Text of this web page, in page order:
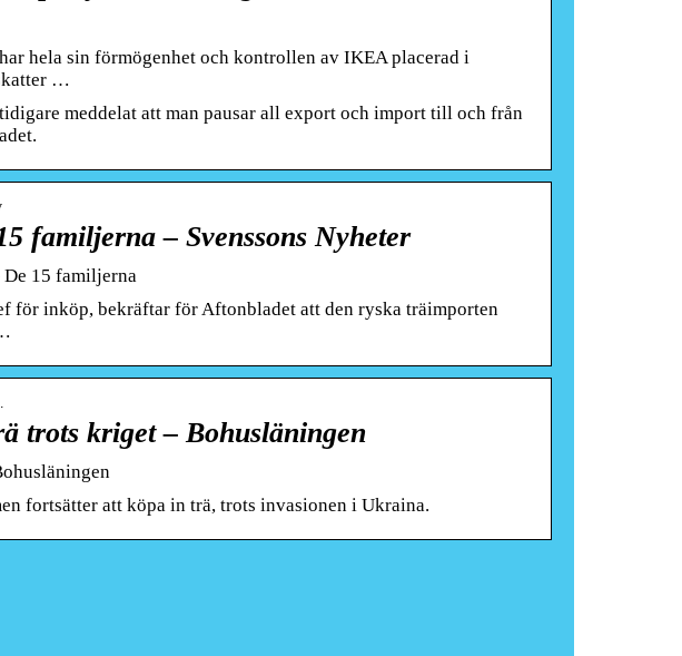
hela sin förmögenhet och kontrollen av IKEA placerad i
…
meddelat att man pausar all export och import till och från
familjerna – Svenssons Nyheter
15 familjerna
för inköp, bekräftar för Aftonbladet att den ryska träimporten
trots kriget – Bohusläningen
fortsätter att köpa in trä, trots invasionen i Ukraina.